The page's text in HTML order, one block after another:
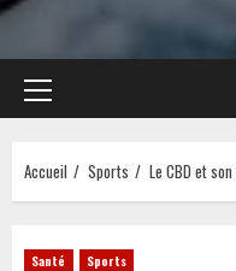
Menu
principal
Accueil Sports Le CBD et
Santé Sports